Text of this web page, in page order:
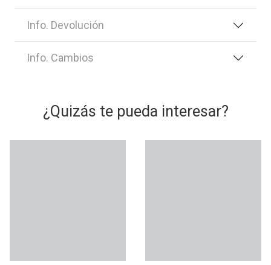
Info. Devolución
Info. Cambios
¿Quizás te pueda interesar?